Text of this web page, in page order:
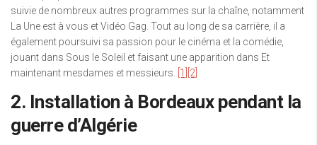
suivie de nombreux autres programmes sur la chaîne, notamment
La Une est à vous et Vidéo Gag. Tout au long de sa carrière, il a
également poursuivi sa passion pour le cinéma et la comédie,
jouant dans Sous le Soleil et faisant une apparition dans Et
maintenant mesdames et messieurs.
[1] [2]
2. Installation à Bordeaux pendant la
guerre d’Algérie